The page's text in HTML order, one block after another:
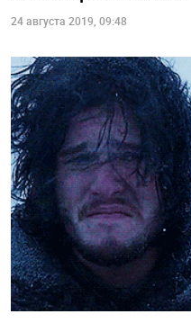
24 августа 2019, 09:48